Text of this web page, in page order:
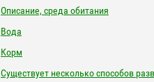
Описание, среда обитания
Вода
Корм
Существует несколько способов